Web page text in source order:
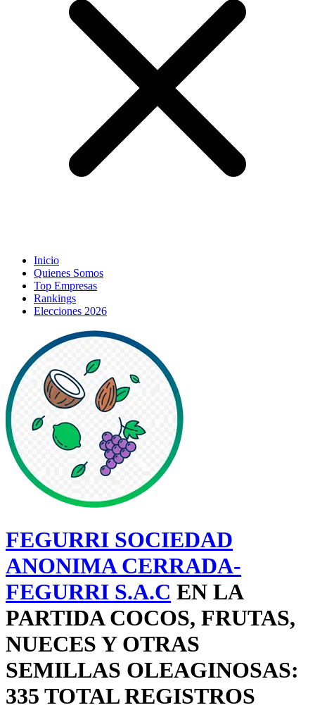
Inicio
Quienes Somos
Top Empresas
Rankings
Elecciones 2026
FEGURRI SOCIEDAD
ANONIMA CERRADA-
FEGURRI S.A.C EN LA
PARTIDA COCOS, FRUTAS,
NUECES Y OTRAS
SEMILLAS OLEAGINOSAS:
335 TOTAL REGISTROS